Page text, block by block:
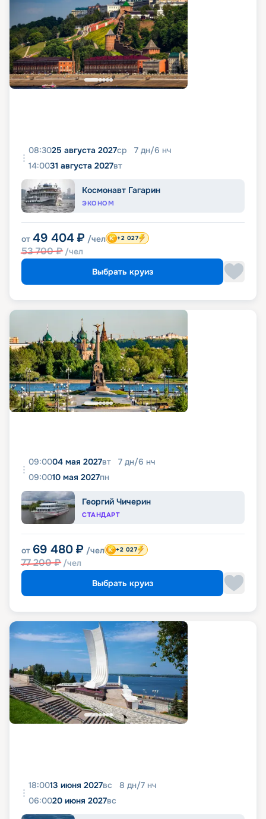
08:3025 августа 2027ср 7 дн/6 нч
14:0031 августа 2027вт
Космонавт Гагарин
ЭКОНОМ
от 49 404 ₽ /чел
53 700₽ /чел
+2 027
Выбрать круиз
09:0004 мая 2027вт 7 дн/6 нч
09:0010 мая 2027пн
Георгий Чичерин
СТАНДАРТ
от 69 480 ₽ /чел
77 200₽ /чел
+2 027
Выбрать круиз
18:0013 июня 2027вс 8 дн/7 нч
06:0020 июня 2027вс